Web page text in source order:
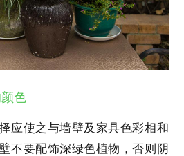
色
应使之与墙壁及家具色彩相和
不要配饰深绿色植物，否则阴